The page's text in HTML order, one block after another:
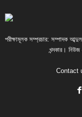
পরীক্ষামূলক সম্প্রচার: সম্পাদক
খন্দকার। নিউজ
Contact